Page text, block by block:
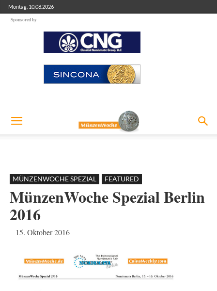
Montag, 10.08.2026
Sponsored by
MÜNZENWOCHE SPEZIAL FEATURED
MünzenWoche Spezial Berlin
2016
15. Oktober 2016